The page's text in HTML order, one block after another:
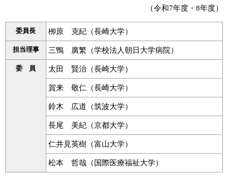
（令和7年度・8年度）
委員長 栁原 克紀（長崎大学）
担当理事 三鴨 廣繁（学校法人朝日大学病院）
委 員 太田 賢治（長崎大学）
賀来 敬仁（長崎大学）
鈴木 広道（筑波大学）
長尾 美紀（京都大学）
仁井見英樹（富山大学）
松本 哲哉（国際医療福祉大学）